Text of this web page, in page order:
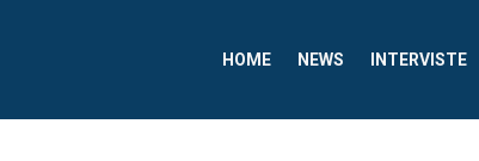
HOME NEWS INTERVISTE